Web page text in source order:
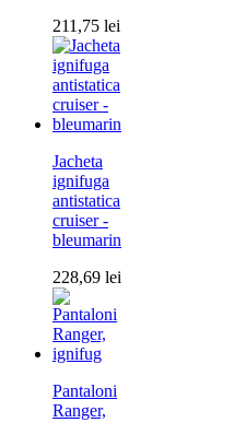
211,75 lei
Jacheta
ignifuga
antistatica
cruiser -
bleumarin
228,69 lei
Pantaloni
Ranger,